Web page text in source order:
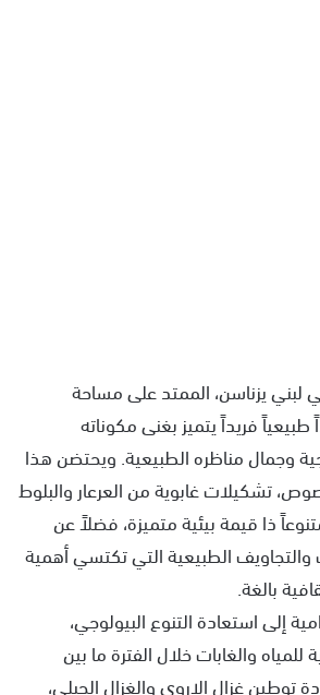
لبني يزناسن، الممتد على مساحة
طبيعياً فريداً يتميز بغنى مكوناته
وجمال مناظره الطبيعية. ويحتضن هذا
تشكيلات غابوية من العرعار والبلوط
ذا قيمة بيئية متميزة، فضلاً عن
الطبيعية التي تكتسي أهمية
بالغة.
إلى استعادة التنوع البيولوجي،
والغابات خلال الفترة ما بين
من إعادة توطين غزال الاروي والغزال الجبلي،